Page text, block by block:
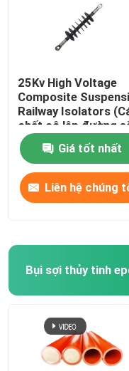
25Kv High Voltage
Composite
Railway Isolators
chất cô lập đường
kết hợp điện áp cao
25Kv)
Giá tốt nhất
Liên hệ chúng
Bụi sợi thủy tinh